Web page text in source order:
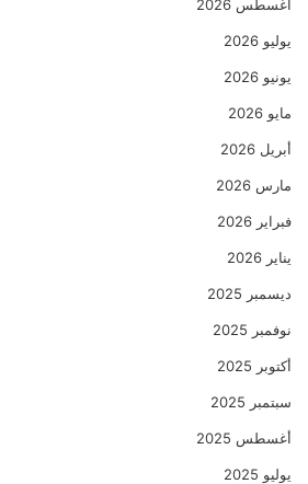
أغسطس 2026
يوليو 2026
يونيو 2026
مايو 2026
أبريل 2026
مارس 2026
فبراير 2026
يناير 2026
ديسمبر 2025
نوفمبر 2025
أكتوبر 2025
سبتمبر 2025
أغسطس 2025
يوليو 2025